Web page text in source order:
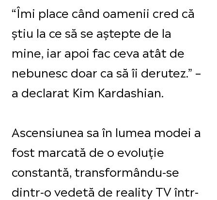
“Îmi place când oamenii cred că
știu la ce să se aștepte de la
mine, iar apoi fac ceva atât de
nebunesc doar ca să îi derutez.” –
a declarat Kim Kardashian.
Ascensiunea sa în lumea modei a
fost marcată de o evoluție
constantă, transformându-se
dintr-o vedetă de reality TV într-